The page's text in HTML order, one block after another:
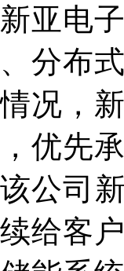
亚电
分布
况，
优先
公司
给客